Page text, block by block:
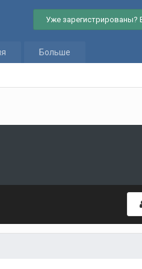
Уже зарегистрированы?
Больше